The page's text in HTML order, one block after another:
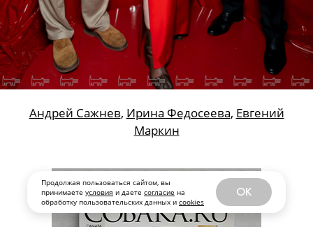
Продолжая пользоваться сайтом, вы
принимаете условия и даете согласие на
обработку пользовательских данных и cookies
OK
Андрей Сажнев, Ирина Федосеева, Евгений
Маркин